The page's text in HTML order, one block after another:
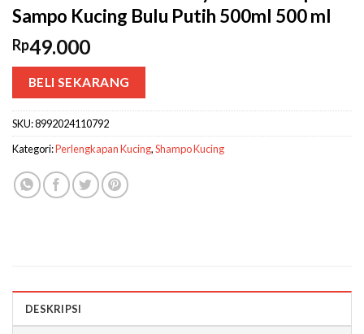
Sampo Kucing Bulu Putih 500ml 500 ml
Rp49.000
BELI SEKARANG
SKU:8992024110792
Kategori:Perlengkapan Kucing,Shampo Kucing
DESKRIPSI